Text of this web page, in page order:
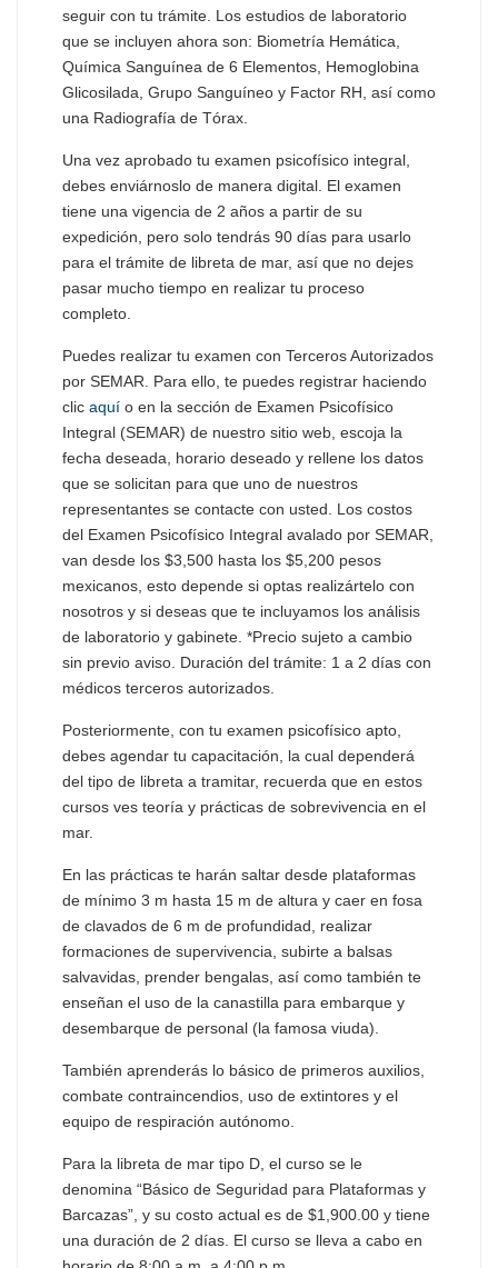
seguir con tu trámite. Los estudios de laboratorio
que se incluyen ahora son: Biometría Hemática,
Química Sanguínea de 6 Elementos, Hemoglobina
Glicosilada, Grupo Sanguíneo y Factor RH, así como
una Radiografía de Tórax.
Una vez aprobado tu examen psicofísico integral,
debes enviárnoslo de manera digital. El examen
tiene una vigencia de 2 años a partir de su
expedición, pero solo tendrás 90 días para usarlo
para el trámite de libreta de mar, así que no dejes
pasar mucho tiempo en realizar tu proceso
completo.
Puedes realizar tu examen con Terceros Autorizados
por SEMAR. Para ello, te puedes registrar haciendo
clic aquí o en la sección de Examen Psicofísico
Integral (SEMAR) de nuestro sitio web, escoja la
fecha deseada, horario deseado y rellene los datos
que se solicitan para que uno de nuestros
representantes se contacte con usted. Los costos
del Examen Psicofísico Integral avalado por SEMAR,
van desde los $3,500 hasta los $5,200 pesos
mexicanos, esto depende si optas realizártelo con
nosotros y si deseas que te incluyamos los análisis
de laboratorio y gabinete. *Precio sujeto a cambio
sin previo aviso. Duración del trámite: 1 a 2 días con
médicos terceros autorizados.
Posteriormente, con tu examen psicofísico apto,
debes agendar tu capacitación, la cual dependerá
del tipo de libreta a tramitar, recuerda que en estos
cursos ves teoría y prácticas de sobrevivencia en el
mar.
En las prácticas te harán saltar desde plataformas
de mínimo 3 m hasta 15 m de altura y caer en fosa
de clavados de 6 m de profundidad, realizar
formaciones de supervivencia, subirte a balsas
salvavidas, prender bengalas, así como también te
enseñan el uso de la canastilla para embarque y
desembarque de personal (la famosa viuda).
También aprenderás lo básico de primeros auxilios,
combate contraincendios, uso de extintores y el
equipo de respiración autónomo.
Para la libreta de mar tipo D, el curso se le
denomina “Básico de Seguridad para Plataformas y
Barcazas”, y su costo actual es de $1,900.00 y tiene
una duración de 2 días. El curso se lleva a cabo en